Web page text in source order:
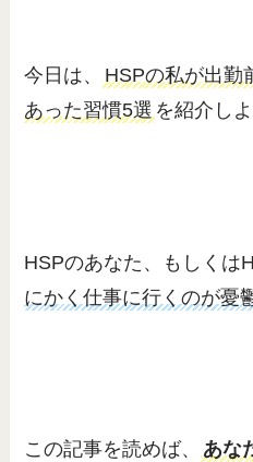
今日は、
HSPの私が出勤
あった習慣5選 を紹介し
HSPのあなた、もしくは
にかく仕事に行くのが憂
この記事を読めば、
あな